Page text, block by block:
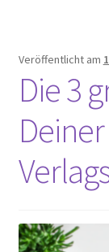
hat
Veröffentlicht am
Die 3
Deiner